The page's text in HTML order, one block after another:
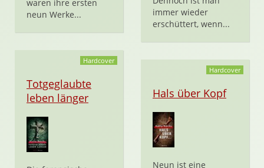
waren ihre ersten
neun Werke...
immer wieder
erschüttert, wenn...
Hardcover
Totgeglaubte
leben länger
Hardcover
Hals über Kopf
Neun ist eine